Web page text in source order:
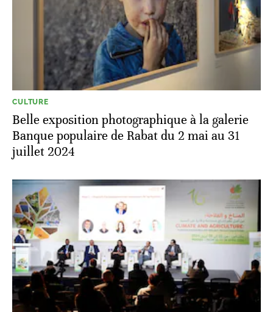
CULTURE
Belle exposition photographique à la galerie
Banque populaire de Rabat du 2 mai au 31
juillet 2024